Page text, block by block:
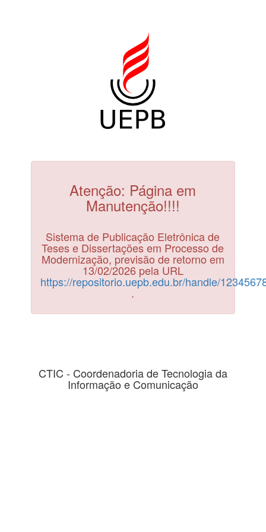
Atenção: Página em
Manutenção!!!!
Sistema de Publicação Eletrônica de
Teses e Dissertações em Processo de
Modernização, previsão de retorno em
13/02/2026 pela URL
https://repositorio.uepb.edu.br/handle/
.
CTIC - Coordenadoria de Tecnologia da
Informação e Comunicação